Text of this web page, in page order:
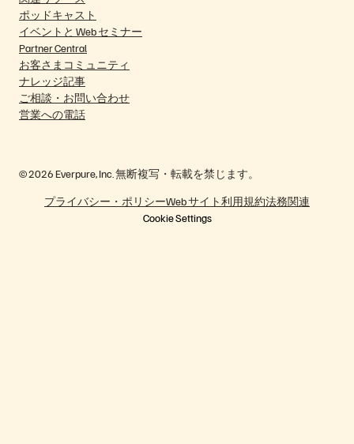
ポッドキャスト
イベントと Web セミナー
Partner Central
お客さまコミュニティ
ナレッジ記事
ご相談・お問い合わせ
営業への電話
© 2026 Everpure, Inc. 無断複写・転載を禁じます。
プライバシー・ポリシーWeb サイト利用規約法務関連
Cookie Settings